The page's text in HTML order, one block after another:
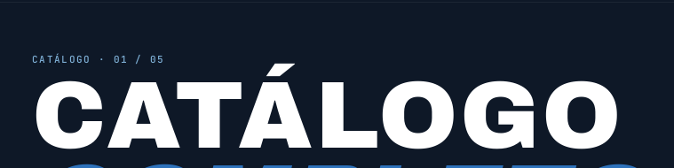
CATÁLOGO · 01 / 05
CATÁLOGO